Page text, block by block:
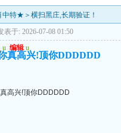
特★＞横扫黑庄,长期验证！
表于: 2026-07-08 01:50
u 编辑 u
真高兴!顶你DDDDDD
高兴!顶你DDDDDD